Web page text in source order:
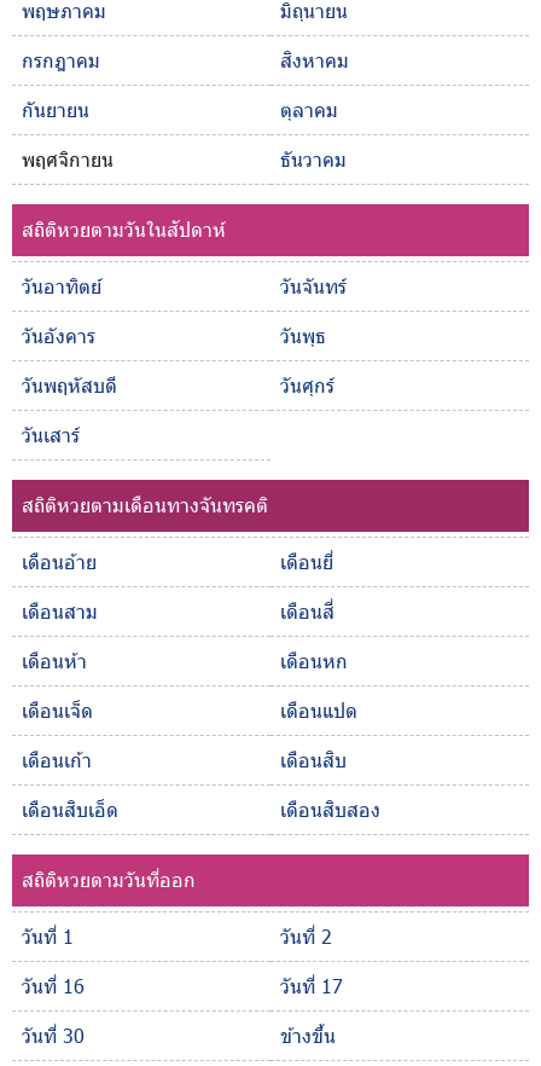
พฤษภาคม
มิถุนายน
กรกฎาคม
สิงหาคม
กันยายน
ตุลาคม
พฤศจิกายน
ธันวาคม
สถิติหวยตามวันในสัปดาห์
วันอาทิตย์
วันจันทร์
วันอังคาร
วันพุธ
วันพฤหัสบดี
วันศุกร์
วันเสาร์
สถิติหวยตามเดือนทางจันทรคติ
เดือนอ้าย
เดือนยี่
เดือนสาม
เดือนสี่
เดือนห้า
เดือนหก
เดือนเจ็ด
เดือนแปด
เดือนเก้า
เดือนสิบ
เดือนสิบเอ็ด
เดือนสิบสอง
สถิติหวยตามวันที่ออก
วันที่ 1
วันที่ 2
วันที่ 16
วันที่ 17
วันที่ 30
ข้างขึ้น